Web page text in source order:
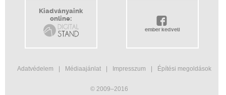
Kiadványaink
online:
ember kedveli
Adatvédelem Médiaajánlat Impresszum Építési megoldások
© 2009–2016